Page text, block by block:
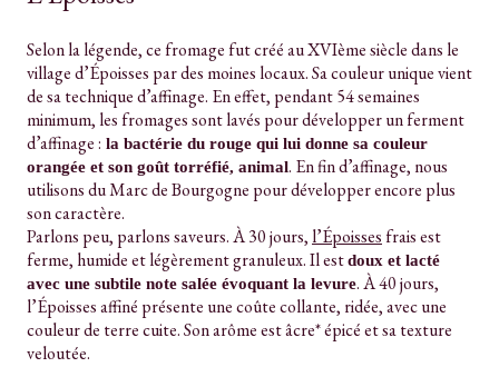
Selon la légende, ce fromage fut créé au XVIème siècle dans le
village d’Époisses par des moines locaux. Sa couleur unique vient
de sa technique d’affinage. En effet, pendant 54 semaines
minimum, les fromages sont lavés pour développer un ferment
d’affinage : la bactérie du rouge qui lui donne sa couleur
orangée et son goût torréfié, animal. En fin d’affinage, nous
utilisons du Marc de Bourgogne pour développer encore plus
son caractère.
Parlons peu, parlons saveurs. À 30 jours, l’Époissesfrais est
ferme, humide et légèrement granuleux. Il estdoux et lacté
avec une subtile note salée évoquant la levure. À 40 jours,
l’Époisses affiné présente une coûte collante, ridée, avec une
couleur de terre cuite. Son arôme est âcre* épicé et sa texture
veloutée.